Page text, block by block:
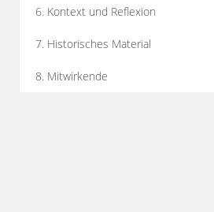
6. Kontext und Reflexion
7. Historisches Material
8. Mitwirkende